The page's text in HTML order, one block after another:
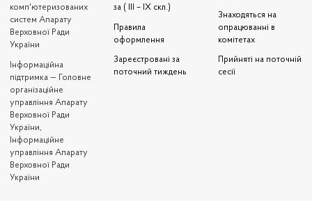
комп'ютеризованих
систем Апарату
Верховної Ради
України
Iнформаційна
підтримка — Головне
організаційне
управління Апарату
Верховної Ради
України,
Інформаційне
управління Апарату
Верховної Ради
України
за ( III – IX скл.)
Правила
оформлення
Зареєстровані за
поточний тиждень
Знаходяться на
опрацюванні в
комітетах
Прийняті на поточній
сесії